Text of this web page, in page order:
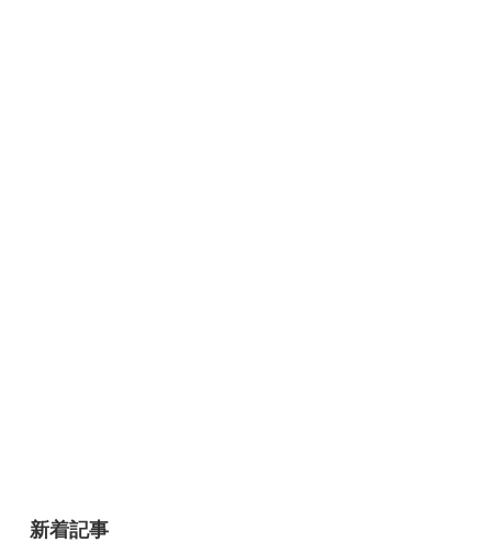
新着記事